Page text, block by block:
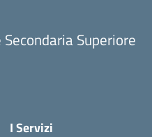
Superiore
I Servizi